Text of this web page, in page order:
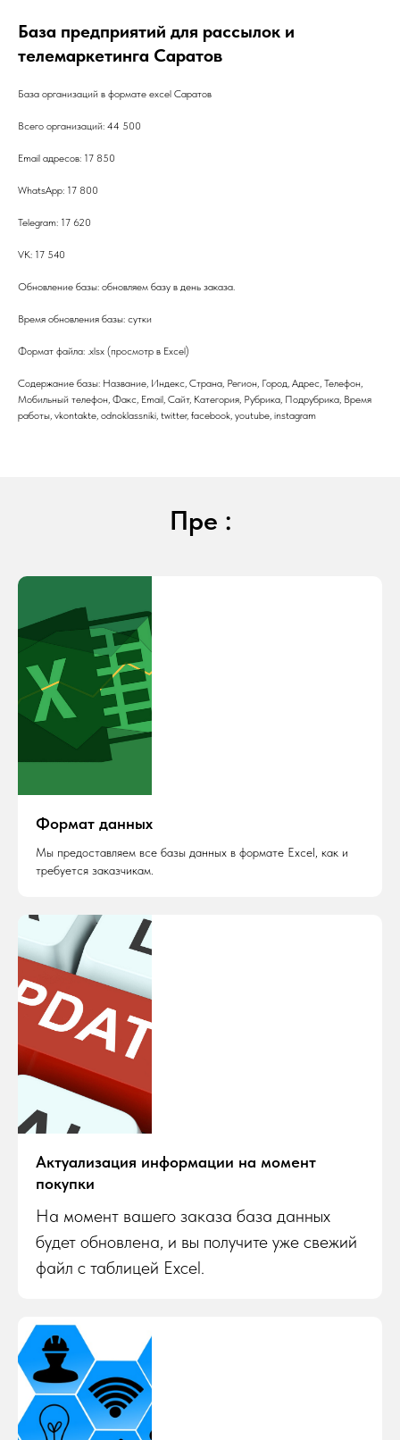
База предприятий для рассылок и
телемаркетинга Саратов
База организаций в формате excel Саратов
Всего организаций: 44 500
Email адресов: 17 850
WhatsApp: 17 800
Telegram: 17 620
VK: 17 540
Обновление базы: обновляем базу в день заказа.
Время обновления базы: сутки
Формат файла: .xlsx (просмотр в Excel)
Содержание базы: Название, Индекс, Страна, Регион, Город, Адрес, Телефон,
Мобильный телефон, Факс, Email, Сайт, Категория, Рубрика, Подрубрика, Время
работы, vkontakte, odnoklassniki, twitter, facebook, youtube, instagram
Пре :
Формат данных
Мы предоставляем все базы данных в формате Excel, как и
требуется заказчикам.
Актуализация информации на момент
покупки
На момент вашего заказа база данных
будет обновлена, и вы получите уже свежий
файл с таблицей Excel.